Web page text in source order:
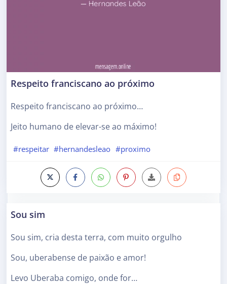
Respeito franciscano ao próximo
Respeito franciscano ao próximo…
Jeito humano de elevar-se ao máximo!
#respeitar #hernandesleao #proximo
Sou sim
Sou sim, cria desta terra, com muito orgulho
Sou, uberabense de paixão e amor!
Levo Uberaba comigo, onde for…